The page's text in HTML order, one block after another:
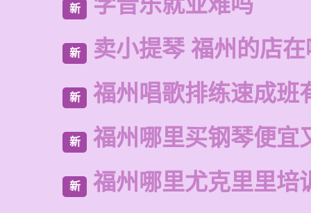
新
新 卖小提琴 福州的店
新 福州唱歌排练速成班
新 福州哪里买钢琴便宜
新 福州哪里尤克里里培